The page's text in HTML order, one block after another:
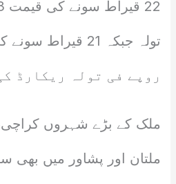
روپے فی تولہ ریکارڈ
ملک کے بڑے شہروں کراچی،
ملتان اور پشاور میں بھی